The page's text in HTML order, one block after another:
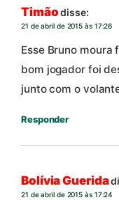
Timão disse:
21 de abril de 2015 às 17:26
Esse Bruno moura
bom jogador foi
junto com o
Responder
Bolívia Guerida
21 de abril de 2015 às 17:24